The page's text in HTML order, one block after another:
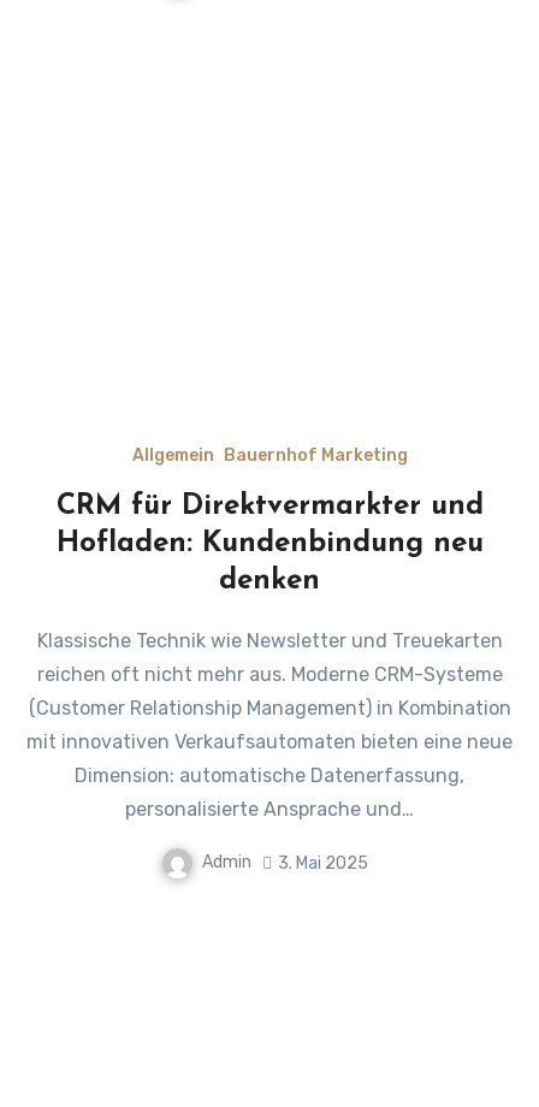
Allgemein Bauernhof Marketing
CRM für Direktvermarkter und
Hofladen: Kundenbindung neu
denken
Klassische Technik wie Newsletter und Treuekarten
reichen oft nicht mehr aus. Moderne CRM-Systeme
(Customer Relationship Management) in Kombination
mit innovativen Verkaufsautomaten bieten eine neue
Dimension: automatische Datenerfassung,
personalisierte Ansprache und…
Admin 3. Mai 2025